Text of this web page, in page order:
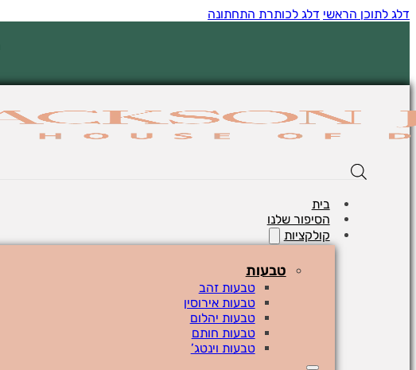
דלג לתוכן הראשי דלג לכותרת התחתונה
בית
הסיפור שלנו
קולקציות
טבעות
טבעות זהב
טבעות אירוסין
טבעות יהלום
טבעות חותם
טבעות וינטג’